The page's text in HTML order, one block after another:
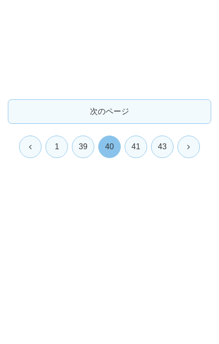
次のページ
前 1 39 40 41 43 次